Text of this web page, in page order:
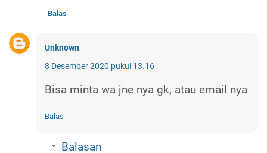
Balas
Unknown
8 Desember 2020 pukul 13.16
Bisa minta wa jne nya gk, atau email nya
Balas
Balasan